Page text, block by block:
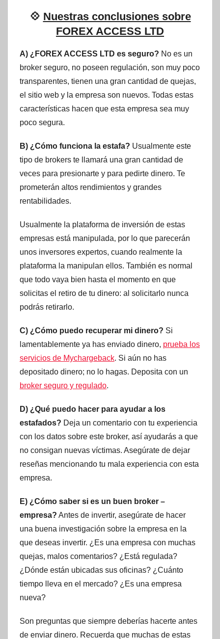
💠 Nuestras conclusiones sobre
FOREX ACCESS LTD
A) ¿FOREX ACCESS LTD es seguro? No es un
broker seguro, no poseen regulación, son muy poco
transparentes, tienen una gran cantidad de quejas,
el sitio web y la empresa son nuevos. Todas estas
características hacen que esta empresa sea muy
poco segura.
B) ¿Cómo funciona la estafa? Usualmente este
tipo de brokers te llamará una gran cantidad de
veces para presionarte y para pedirte dinero. Te
prometerán altos rendimientos y grandes
rentabilidades.
Usualmente la plataforma de inversión de estas
empresas está manipulada, por lo que parecerán
unos inversores expertos, cuando realmente la
plataforma la manipulan ellos. También es normal
que todo vaya bien hasta el momento en que
solicitas el retiro de tu dinero: al solicitarlo nunca
podrás retirarlo.
C) ¿Cómo puedo recuperar mi dinero? Si
lamentablemente ya has enviado dinero, prueba los
servicios de Mychargeback. Si aún no has
depositado dinero; no lo hagas. Deposita con un
broker seguro y regulado.
D) ¿Qué puedo hacer para ayudar a los
estafados? Deja un comentario con tu experiencia
con los datos sobre este broker, así ayudarás a que
no consigan nuevas víctimas. Asegúrate de dejar
reseñas mencionando tu mala experiencia con esta
empresa.
E) ¿Cómo saber si es un buen broker –
empresa? Antes de invertir, asegúrate de hacer
una buena investigación sobre la empresa en la
que deseas invertir. ¿Es una empresa con muchas
quejas, malos comentarios? ¿Está regulada?
¿Dónde están ubicadas sus oficinas? ¿Cuánto
tiempo lleva en el mercado? ¿Es una empresa
nueva?
Son preguntas que siempre deberías hacerte antes
de enviar dinero. Recuerda que muchas de estas